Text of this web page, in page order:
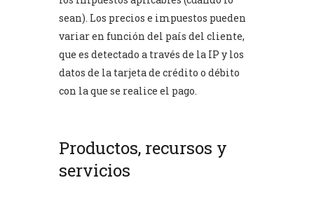
sean). Los precios e impuestos pueden
variar en función del país del cliente,
que es detectado a través de la IP y los
datos de la tarjeta de crédito o débito
con la que se realice el pago.
Productos, recursos y
servicios